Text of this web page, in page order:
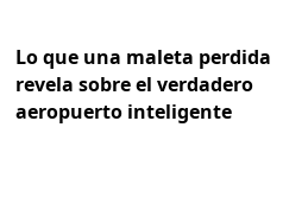
Lo que una maleta perdida
revela sobre el verdadero
aeropuerto inteligente